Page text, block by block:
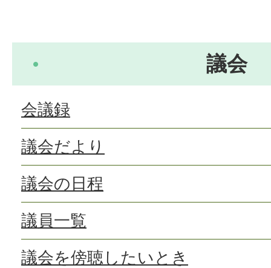
議会
会議録
議会だより
議会の日程
議員一覧
議会を傍聴したいとき